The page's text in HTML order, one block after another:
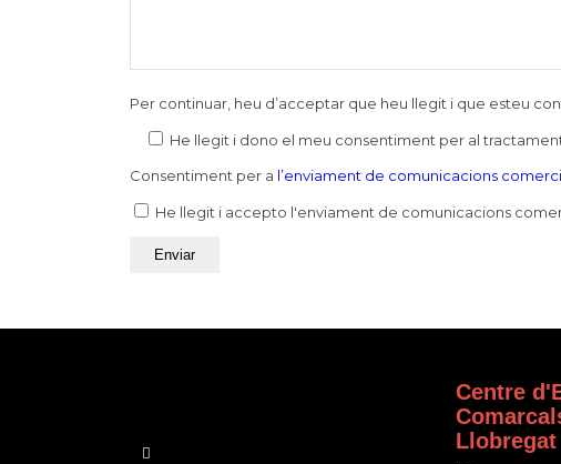
Per continuar, heu d’acceptar que heu llegit i que esteu
He llegit i dono el meu consentiment per al tractament
Consentiment per a l’enviament de comunicacions
He llegit i accepto l'enviament de comunicacions
Centre
Llobregat